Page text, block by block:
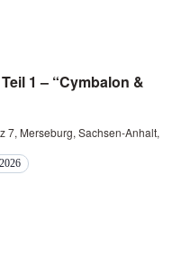
1 – “Cymbalon &
7, Merseburg, Sachsen-Anhalt,